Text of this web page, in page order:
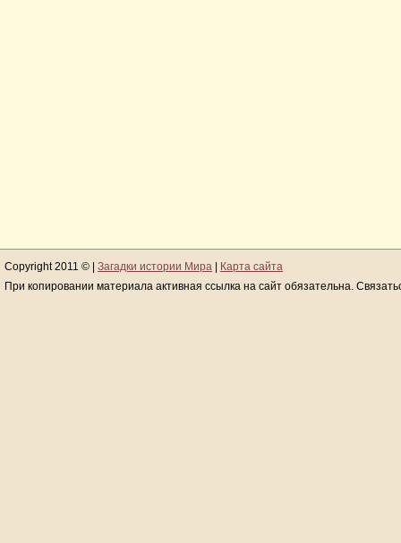
Copyright 2011 © | Загадки истории Мира
Карта сайта
При копировании материала активная ссылка на сайт обязательна.